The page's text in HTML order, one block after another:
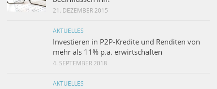
21. DEZEMBER 2015
AKTUELLES
Investieren in P2P-Kredite und Renditen von
mehr als 11% p.a. erwirtschaften
4. SEPTEMBER 2018
AKTUELLES